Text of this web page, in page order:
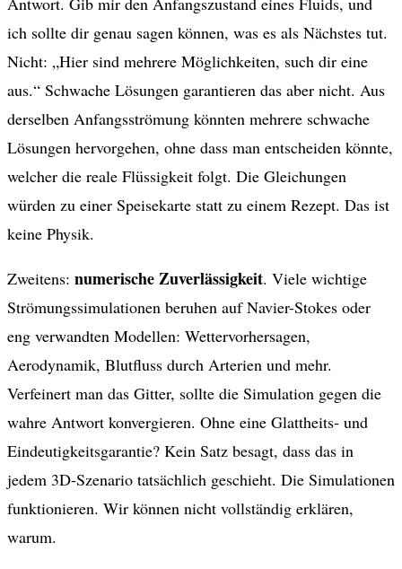
ich sollte dir genau sagen können, was es als Nächstes tut.
Nicht: „Hier sind mehrere Möglichkeiten, such dir eine
aus.“ Schwache Lösungen garantieren das aber nicht. Aus
derselben Anfangsströmung könnten mehrere schwache
Lösungen hervorgehen, ohne dass man entscheiden könnte,
welcher die reale Flüssigkeit folgt. Die Gleichungen
würden zu einer Speisekarte statt zu einem Rezept. Das ist
keine Physik.
Zweitens: numerische Zuverlässigkeit. Viele wichtige
Strömungssimulationen beruhen auf Navier-Stokes oder
eng verwandten Modellen: Wettervorhersagen,
Aerodynamik, Blutfluss durch Arterien und mehr.
Verfeinert man das Gitter, sollte die Simulation gegen die
wahre Antwort konvergieren. Ohne eine Glattheits- und
Eindeutigkeitsgarantie? Kein Satz besagt, dass das in
jedem 3D-Szenario tatsächlich geschieht. Die Simulationen
funktionieren. Wir können nicht vollständig erklären,
warum.